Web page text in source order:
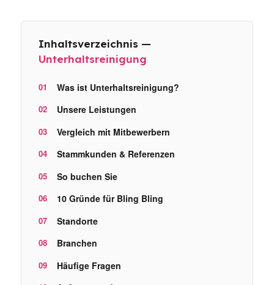
Inhaltsverzeichnis —
Unterhaltsreinigung
Was ist Unterhaltsreinigung?
Unsere Leistungen
Vergleich mit Mitbewerbern
Stammkunden & Referenzen
So buchen Sie
10 Gründe für Bling Bling
Standorte
Branchen
Häufige Fragen